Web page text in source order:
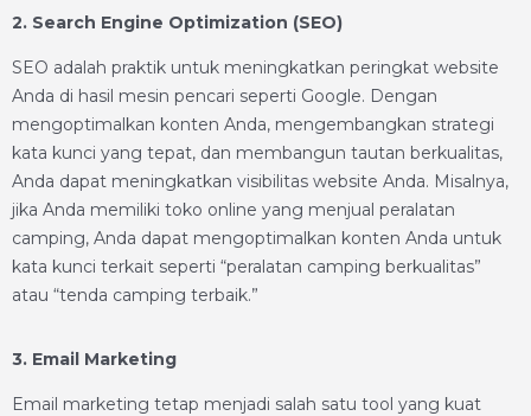
2. Search Engine Optimization (SEO)
SEO adalah praktik untuk meningkatkan peringkat website
Anda di hasil mesin pencari seperti Google. Dengan
mengoptimalkan konten Anda, mengembangkan strategi
kata kunci yang tepat, dan membangun tautan berkualitas,
Anda dapat meningkatkan visibilitas website Anda. Misalnya,
jika Anda memiliki toko online yang menjual peralatan
camping, Anda dapat mengoptimalkan konten Anda untuk
kata kunci terkait seperti “peralatan camping berkualitas”
atau “tenda camping terbaik.”
3. Email Marketing
Email marketing tetap menjadi salah satu tool yang kuat